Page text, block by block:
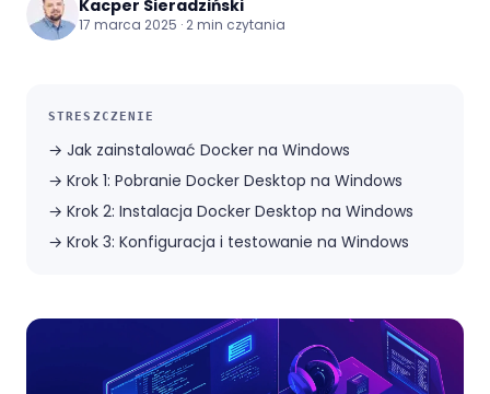
Kacper Sieradziński
17 marca 2025 · 2 min czytania
STRESZCZENIE
→ Jak zainstalować Docker na Windows
→ Krok 1: Pobranie Docker Desktop na Windows
→ Krok 2: Instalacja Docker Desktop na Windows
→ Krok 3: Konfiguracja i testowanie na Windows